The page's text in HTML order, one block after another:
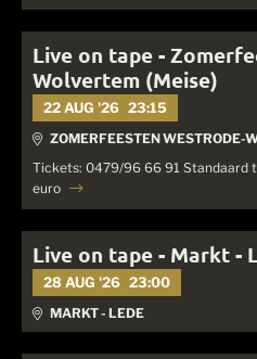
Live on tape -
Wolvertem (Meise)
22 AUG '26 23:15
ZOMERFEESTEN WESTRODE-
Tickets: 0479/96 66 91 Standaard
euro
Live on tape - Markt -
28 AUG '26 23:00
MARKT - LEDE